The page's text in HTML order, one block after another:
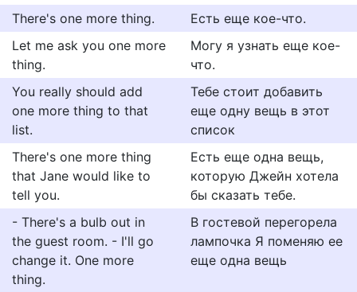
There's one more thing.
Есть еще кое-что.
Let me ask you one more
thing.
Могу я узнать еще кое-
что.
You really should add
one more thing to that
list.
Тебе стоит добавить
еще одну вещь в этот
список
There's one more thing
that Jane would like to
tell you.
Есть еще одна вещь,
которую Джейн хотела
бы сказать тебе.
- There's a bulb out in
the guest room. - I'll go
change it. One more
thing.
В гостевой перегорела
лампочка Я поменяю ее
еще одна вещь